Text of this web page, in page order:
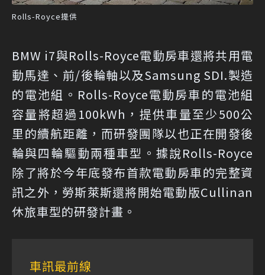
Rolls-Royce提供
BMW i7與Rolls-Royce電動房車還將共用電
動馬達、前/後輪軸以及Samsung SDI.製造
的電池組。Rolls-Royce電動房車的電池組
容量將超過100kWh，提供車量至少500公
里的續航距離，而研發團隊以也正在開發後
輪與四輪驅動兩種車型。據說Rolls-Royce
除了將於今年底發布首款電動房車的完整資
訊之外，勞斯萊斯還將開始電動版Cullinan
休旅車型的研發計畫。
車訊最前線